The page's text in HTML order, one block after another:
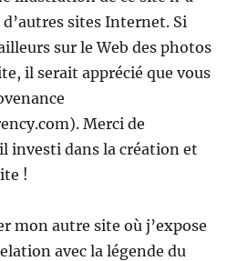
sites Internet. Si
sur le Web des photos
il serait apprécié que vous
Merci de
investi dans la création et
!
mon autre site où j’expose
avec la légende du